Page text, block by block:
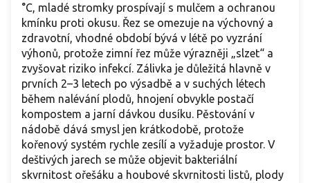
°C, mladé stromky prospívají s mulčem a ochranou
kmínku proti okusu. Řez se omezuje na výchovný a
zdravotní, vhodné období bývá v létě po vyzrání
výhonů, protože zimní řez může výrazněji „slzet“ a
zvyšovat riziko infekcí. Zálivka je důležitá hlavně v
prvních 2–3 letech po výsadbě a v suchých létech
během nalévání plodů, hnojení obvykle postačí
kompostem a jarní dávkou dusíku. Pěstování v
nádobě dává smysl jen krátkodobě, protože
kořenový systém rychle zesílí a vyžaduje prostor. V
deštivých jarech se může objevit bakteriální
skvrnitost ořešáku a houbové skvrnitosti listů, plody